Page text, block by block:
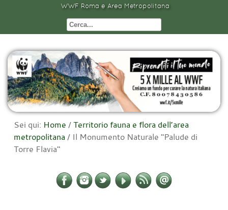
WWF Roma e Area Metropolitana
Sei qui: Home /Territorio fauna e flora dell’area
metropolitana / Il Monumento Naturale "Palude di
Torre Flavia"